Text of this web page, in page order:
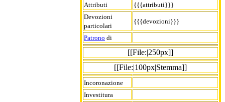
Attributi
{{{attributi}}}
Devozioni
particolari
{{{devozioni}}}
Patrono di
[[File:|250px]]
[[File:|100px|Stemma]]
Incoronazione
Investitura